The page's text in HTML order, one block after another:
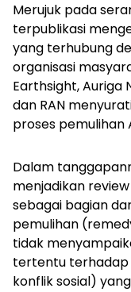
Merujuk pada
terpublikasi
yang terhubung
organisasi
Earthsight, Auriga
dan RAN
proses pemulihan
Dalam
menjadikan review
sebagai bagian
pemulihan
tidak
tertentu
konflik sosial)